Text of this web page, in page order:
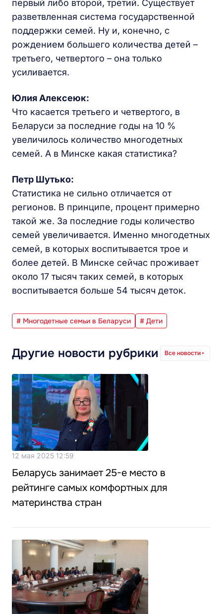
первый либо второй, третий. Существует
разветвленная система государственной
поддержки семей. Ну и, конечно, с
рождением большего количества детей –
третьего, четвертого – она только
усиливается.
Юлия Алексеюк:
Что касается третьего и четвертого, в
Беларуси за последние годы на 10 %
увеличилось количество многодетных
семей. А в Минске какая статистика?
Петр Шутько:
Статистика не сильно отличается от
регионов. В принципе, процент примерно
такой же. За последние годы количество
семей увеличивается. Именно многодетных
семей, в которых воспитывается трое и
более детей. В Минске сейчас проживает
около 17 тысяч таких семей, в которых
воспитывается больше 54 тысяч деток.
# Многодетные семьи в Беларуси # Дети
Другие новости рубрики Все новости
12 мая 2025 12:59
Беларусь занимает 25-е место в
рейтинге самых комфортных для
материнства стран